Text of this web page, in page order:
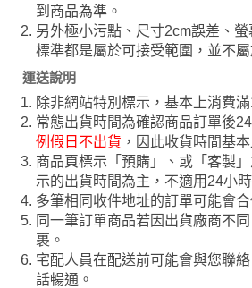
到商品為準。
另外極小污點、尺寸2cm誤差、
標準都是屬於可接受範圍，並不屬
運送說明
除非網站特別標示，基本上消費滿
常態出貨時間為確認商品訂單後
例假日不出貨 ，因此收貨時間基
商品頁標示「預購」、或「客製
示的出貨時間為主，不適用24小
多筆相同收件地址的訂單可能會合
同一筆訂單商品若因出貨廠商不
裹。
宅配人員在配送前可能會與您聯
話暢通。